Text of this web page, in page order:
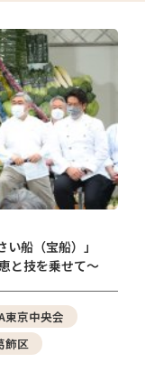
船（宝船）」
と技を乗せて～
東京中央会
飾区